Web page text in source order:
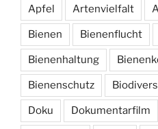
Apfel Artenvielfalt
Bienen Bienenflucht
Bienenhaltung
Bienenschutz
Doku Dokumentarfilm